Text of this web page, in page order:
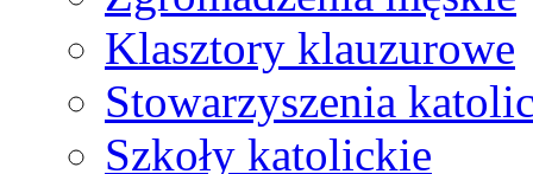
Klasztory klauzurowe
Stowarzyszenia
Szkoły katolickie